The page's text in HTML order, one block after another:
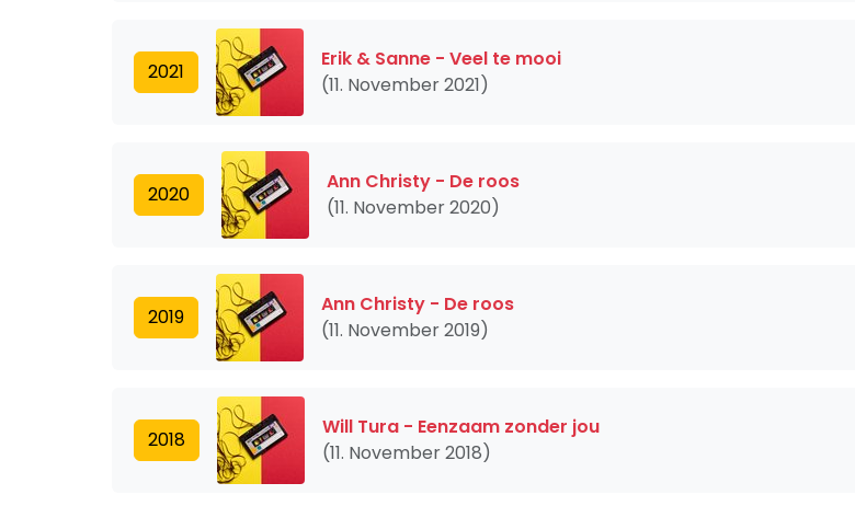
2021
Erik & Sanne - Veel te mooi
(11. November 2021)
2020
Ann Christy - De roos
(11. November 2020)
2019
Ann Christy - De roos
(11. November 2019)
2018
Will Tura - Eenzaam zonder jou
(11. November 2018)